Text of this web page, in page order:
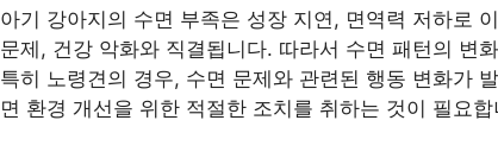
아기 강아지의 수면 부족은 성장 지연, 면역력 저하로
문제, 건강 악화와 직결됩니다. 따라서 수면 패턴의 변
특히 노령견의 경우, 수면 문제와 관련된 행동 변화가
면 환경 개선을 위한 적절한 조치를 취하는 것이 필요합